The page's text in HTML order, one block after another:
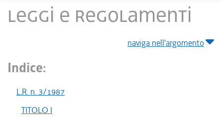
LEGGI E REGOLAMENTI
naviga nell'argomento
Indice:
L.R. n. 3/1987
TITOLO I